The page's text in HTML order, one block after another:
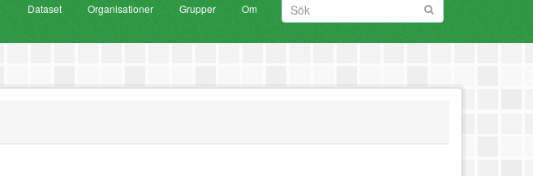
Dataset Organisationer Grupper Om